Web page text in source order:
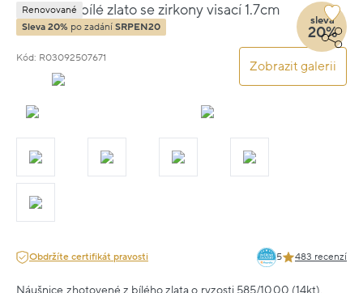
Náušnice bílé zlato se zirkony visací 1.7cm
5.35g
Kód: R03092507671
Zobrazit galerii
Renovované
Sleva 20% po zadání SRPEN20
sleva
20%
Obdržíte certifikát pravosti 5 483 recenzí
Náušnice zhotovené z bílého zlata o ryzosti 585/1000 (14kt).